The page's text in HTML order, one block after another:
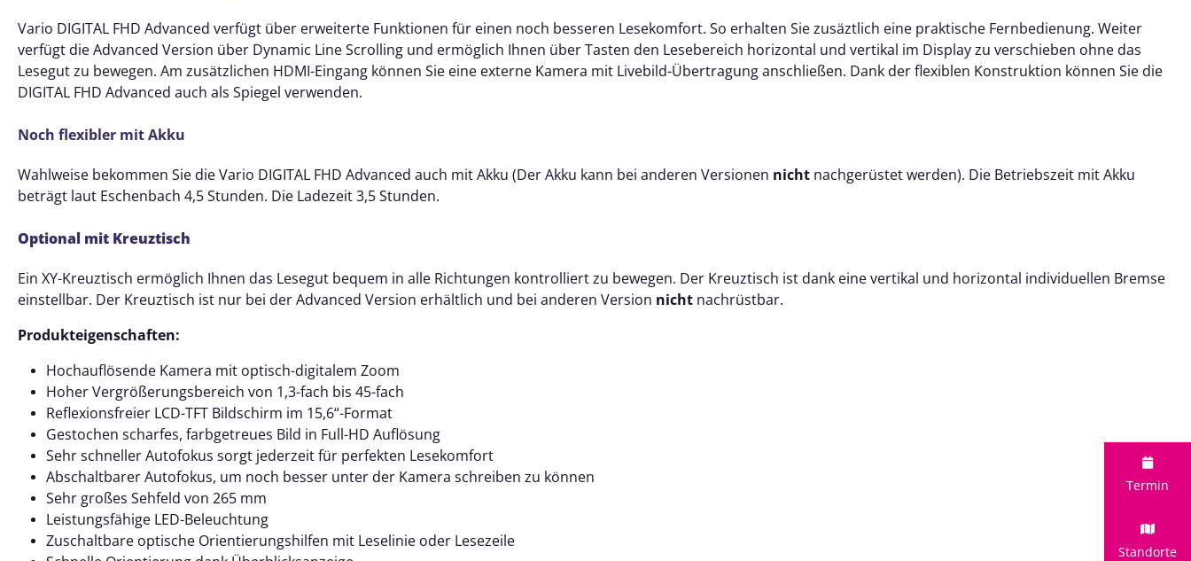
Vario DIGITAL FHD Advanced verfügt über erweiterte Funktionen für einen noch besseren Lesekomfort. So erhalten Sie zusäztlich eine praktische Fernbedienung. Weiter
verfügt die Advanced Version über Dynamic Line Scrolling und ermöglich Ihnen über Tasten den Lesebereich horizontal und vertikal im Display zu verschieben ohne das
Lesegut zu bewegen. Am zusätzlichen HDMI-Eingang können Sie eine externe Kamera mit Livebild-Übertragung anschließen. Dank der flexiblen Konstruktion können Sie die
DIGITAL FHD Advanced auch als Spiegel verwenden.
Noch flexibler mit Akku
Wahlweise bekommen Sie dieVario DIGITAL FHD Advanced auch mit Akku (Der Akku kann bei anderen Versionen nicht nachgerüstet werden). Die Betriebszeit mit Akku
beträgt laut Eschenbach 4,5 Stunden. Die Ladezeit 3,5 Stunden.
Optional mit Kreuztisch
Ein XY-Kreuztisch ermöglich Ihnen das Lesegut bequem in alle Richtungen kontrolliert zu bewegen. Der Kreuztisch ist dank eine vertikal und horizontal individuellen Bremse
einstellbar. Der Kreuztisch ist nur bei der Advanced Version erhältlich und bei anderen Version nicht nachrüstbar.
Produkteigenschaften:
Hochauflösende Kamera mit optisch-digitalem Zoom
Hoher Vergrößerungsbereich von 1,3-fach bis 45-fach
Reflexionsfreier LCD-TFT Bildschirm im 15,6“-Format
Gestochen scharfes, farbgetreues Bild in Full-HD Auflösung
Sehr schneller Autofokus sorgt jederzeit für perfekten Lesekomfort
Abschaltbarer Autofokus, um noch besser unter der Kamera schreiben zu können
Sehr großes Sehfeld von 265 mm
Leistungsfähige LED-Beleuchtung
Zuschaltbare optische Orientierungshilfen mit Leselinie oder Lesezeile
Termin
Standorte